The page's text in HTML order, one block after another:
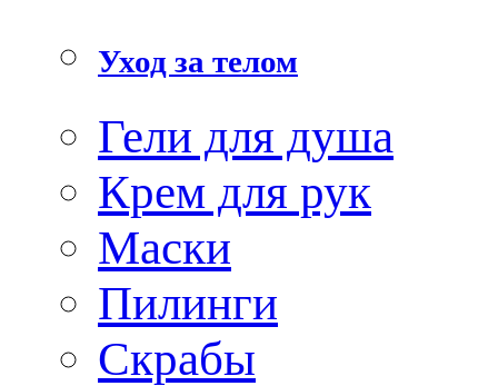
Уход за телом
Гели для душа
Крем для рук
Маски
Пилинги
Скрабы